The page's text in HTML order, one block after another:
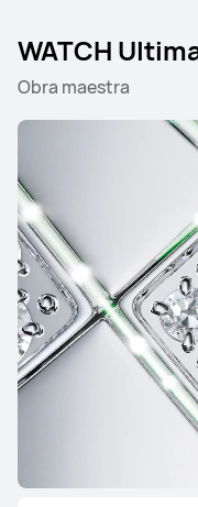
WATCH
Obra maestra